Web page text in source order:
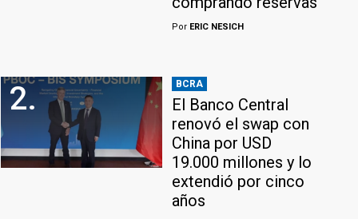
Por ERIC NESICH
2. BCRA
El Banco Central
renovó el swap con
China por USD
19.000 millones y lo
extendió por cinco
años